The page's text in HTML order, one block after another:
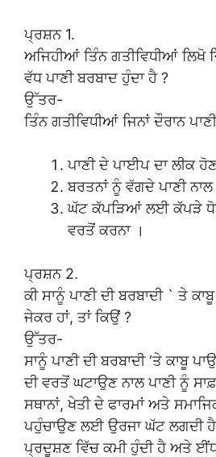
ਪ੍ਰਸ਼ਨ 1.
ਅਜਿਹੀਆਂ ਤਿੰਨ ਗਤੀਵਿਧੀਆਂ ਲਿਖੋ
ਵੱਧ ਪਾਣੀ ਬਰਬਾਦ ਹੁੰਦਾ ਹੈ ?
ਉੱਤਰ-
ਤਿੰਨ ਗਤੀਵਿਧੀਆਂ ਜਿਨਾਂ ਦੌਰਾਨ
ਪਾਣੀ ਦੇ ਪਾਈਪ ਦਾ ਲੀਕ
ਬਰਤਨਾਂ ਨੂੰ ਵੱਗਦੇ ਪਾਣੀ ਨਾਲ
ਘੱਟ ਕੱਪੜਿਆਂ ਲਈ ਕੱਪੜੇ ਧੋਣ
ਵਰਤੋਂ ਕਰਨਾ ।
ਪ੍ਰਸ਼ਨ 2.
ਕੀ ਸਾਨੂੰ ਪਾਣੀ ਦੀ ਬਰਬਾਦੀ ` ਤੇ
ਜੇਕਰ ਹਾਂ, ਤਾਂ ਕਿਉਂ ?
ਉੱਤਰ-
ਸਾਨੂੰ ਪਾਣੀ ਦੀ ਬਰਬਾਦੀ ‘ਤੇ ਕਾਬੂ
ਦੀ ਵਰਤੋਂ ਘਟਾਉਣ ਨਾਲ ਪਾਣੀ ਨੂੰ
ਸਥਾਨਾਂ, ਖੇਤੀ ਦੇ ਫਾਰਮਾਂ ਅਤੇ
ਪਹੁੰਚਾਉਣ ਲਈ ਉਰਜਾ ਘੱਟ ਲਗਦੀ ਹੈ
ਪ੍ਰਦੂਸ਼ਣ ਵਿੱਚ ਕਮੀ ਹੁੰਦੀ ਹੈ ਅਤੇ